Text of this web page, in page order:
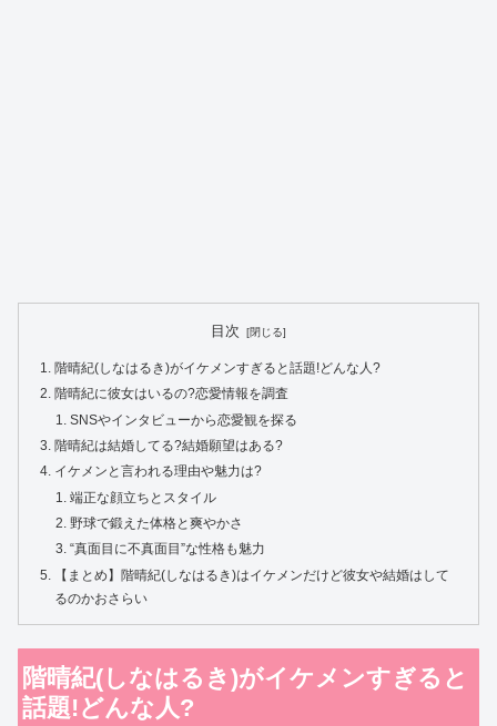
目次
階晴紀(しなはるき)がイケメンすぎると話題!どんな人?
階晴紀に彼女はいるの?恋愛情報を調査
SNSやインタビューから恋愛観を探る
階晴紀は結婚してる?結婚願望はある?
イケメンと言われる理由や魅力は?
端正な顔立ちとスタイル
野球で鍛えた体格と爽やかさ
“真面目に不真面目”な性格も魅力
【まとめ】階晴紀(しなはるき)はイケメンだけど彼女や結婚はして
るのかおさらい
階晴紀(しなはるき)がイケメンすぎると
話題!どんな人?